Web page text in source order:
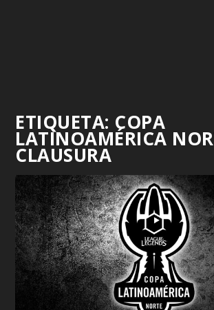
ETIQUETA: COPA
LATINOAMÉRICA
CLAUSURA